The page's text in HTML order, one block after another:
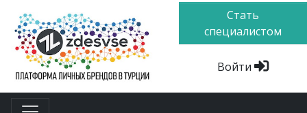
Стать
специалистом
Войти